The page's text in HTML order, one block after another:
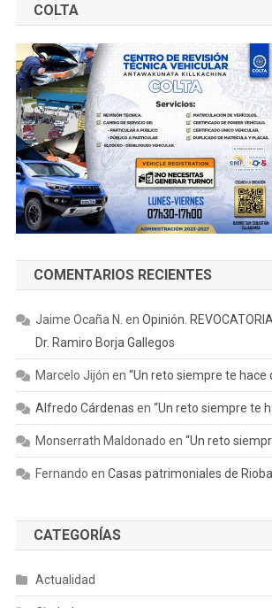
COLTA
COMENTARIOS RECIENTES
Jaime Ocaña N. en Opinión.
Dr. Ramiro Borja Gallegos
Marcelo Jijón en “Un reto siempre te hace
Alfredo Cárdenas en “Un reto siempre te
Monserrath Maldonado en “Un reto
Fernando en Casas patrimoniales de
CATEGORÍAS
Actualidad